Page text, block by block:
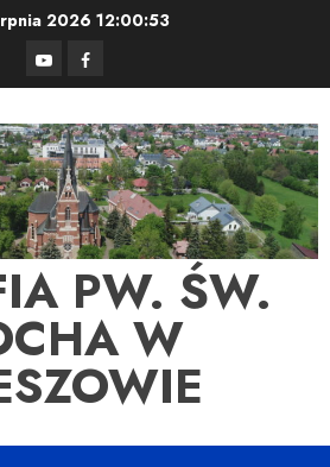
2026 12:00:53
YouTubeFacebook
PW. ŚW.
W